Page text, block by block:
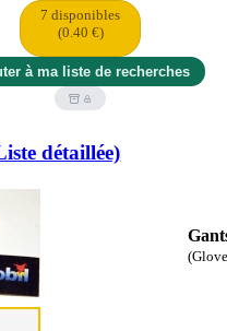
7 disponibles
(0.40 €)
détaillée)